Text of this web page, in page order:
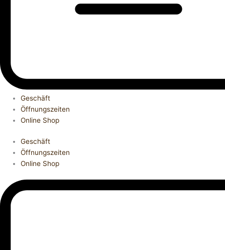
Geschäft
Öffnungszeiten
Online Shop
Geschäft
Öffnungszeiten
Online Shop